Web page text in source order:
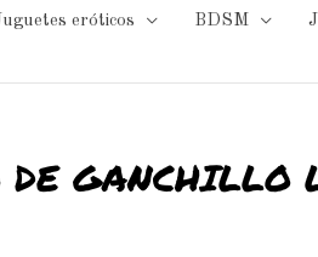
eróticos BDSM
GANCHILLO